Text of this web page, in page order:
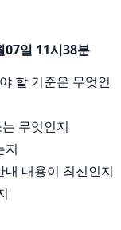
07일 11시38분
할 기준은 무엇인
무엇인지
지
내용이 최신인지